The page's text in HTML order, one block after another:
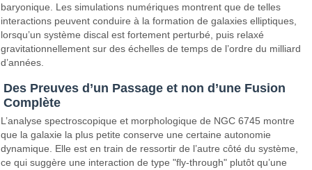
baryonique. Les simulations numériques montrent que de telles
interactions peuvent conduire à la formation de galaxies elliptiques,
lorsqu’un système discal est fortement perturbé, puis relaxé
gravitationnellement sur des échelles de temps de l’ordre du milliard
d’années.
Des Preuves d’un Passage et non d’une Fusion
Complète
L’analyse spectroscopique et morphologique de NGC 6745 montre
que la galaxie la plus petite conserve une certaine autonomie
dynamique. Elle est en train de ressortir de l’autre côté du système,
ce qui suggère une interaction de type "fly-through" plutôt qu’une